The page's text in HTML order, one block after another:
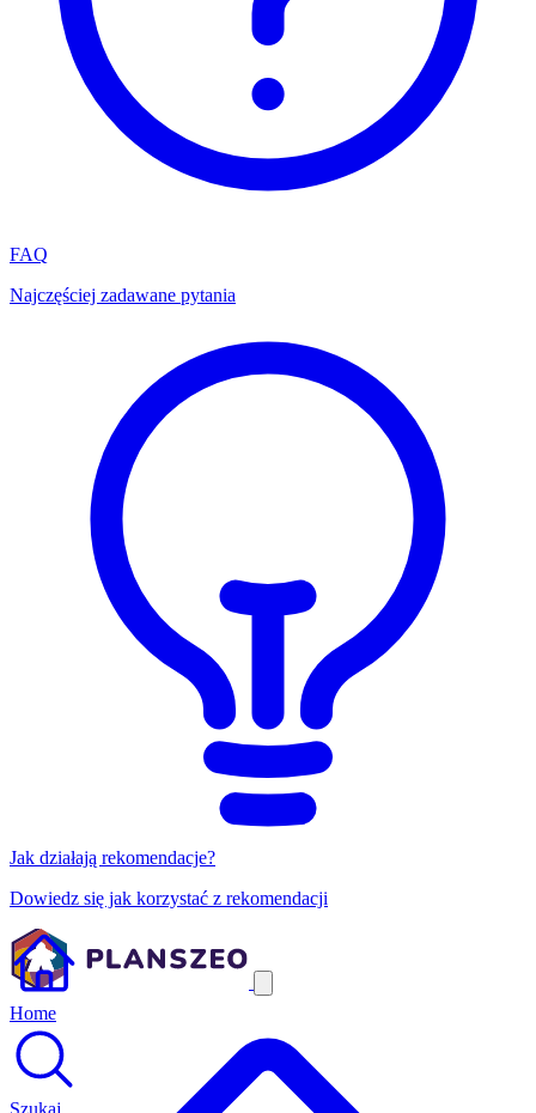
FAQ
Najczęściej zadawane pytania
Jak działają rekomendacje?
Dowiedz się jak korzystać z rekomendacji
Home
Szukaj